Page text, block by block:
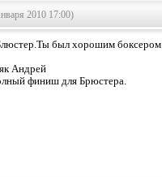
2010 17:00)
был хорошим
Андрей
финиш для Брюстера.